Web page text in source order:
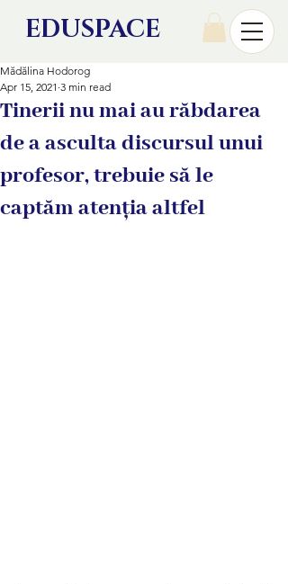
EDUSPACE
Tinerii nu mai au răbdarea
de a asculta discursul unui
profesor, trebuie să le
captăm atenția altfel
Mădălina Hodorog
Apr 15, 2021 3 min read